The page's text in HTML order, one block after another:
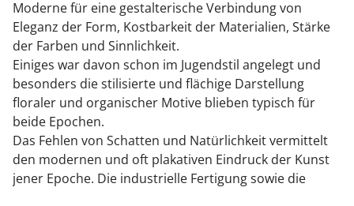
Moderne für eine gestalterische Verbindung von
Eleganz der Form, Kostbarkeit der Materialien, Stärke
der Farben und Sinnlichkeit.
Einiges war davon schon im Jugendstil angelegt und
besonders die stilisierte und flächige Darstellung
floraler und organischer Motive blieben typisch für
beide Epochen.
Das Fehlen von Schatten und Natürlichkeit vermittelt
den modernen und oft plakativen Eindruck der Kunst
jener Epoche. Die industrielle Fertigung sowie die